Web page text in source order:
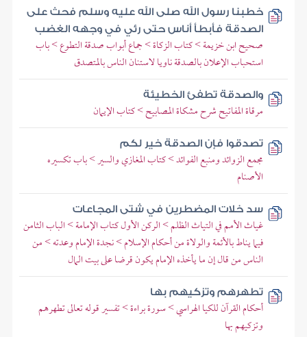
خطبنا رسول الله صلى الله عليه وسلم فحث على
الصدقة فأبطأ أناس حتى رئي في وجهه الغضب
صحيح ابن خزيمة > كتاب الزكاة > جماع أبواب صدقة التطوع > باب
استحباب الإعلان بالصدقة ناويا لاستنان الناس بالمتصدق
والصدقة تطفئ الخطيئة
مرقاة المفاتيح شرح مشكاة المصابيح > كتاب الإيمان
تصدقوا فإن الصدقة خير لكم
مجمع الزوائد ومنبع الفوائد > كتاب المغازي والسير > باب تكسيره
الأصنام
سد خلات المضطرين في شتى المجاعات
غياث الأمم في التياث الظلم > الركن الأول كتاب الإمامة > الباب الثامن
فيما يناط بالأئمة والولاة من أحكام الإسلام > نجدة الإمام وعدته > من
الناس من قال إن ما يأخذه الإمام يكون قرضا على بيت المال
تطهرهم وتزكيهم بها
أحكام القرآن للكيا الهراسي > سورة براءة > تفسير قوله تعالى تطهرهم
وتزكيهم بها